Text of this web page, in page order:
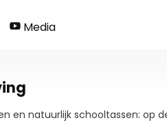
Media
en natuurlijk schooltassen: op